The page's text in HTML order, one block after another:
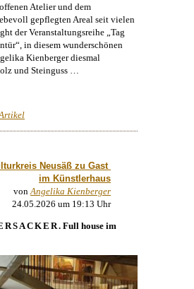
Atelier und dem
gepflegten Areal seit vielen
der Veranstaltungsreihe „Tag
in diesem wunderschönen
Kienbergerdiesmal
und Steinguss …
Neusäß zu Gast
im Künstlerhaus
von Angelika Kienberger
24.05.2026 um 19:13 Uhr
. Full house im